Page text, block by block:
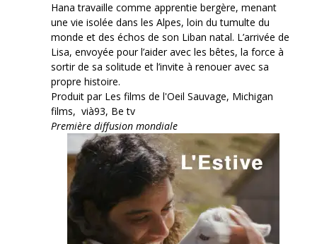
Hana travaille comme apprentie bergère, menant
une vie isolée dans les Alpes, loin du tumulte du
monde et des échos de son Liban natal. L’arrivée de
Lisa, envoyée pour l’aider avec les bêtes, la force à
sortir de sa solitude et l’invite à renouer avec sa
propre histoire.
Produit par Les films de l'Oeil Sauvage, Michigan
films, vià93, Be tv
Première diffusion mondiale